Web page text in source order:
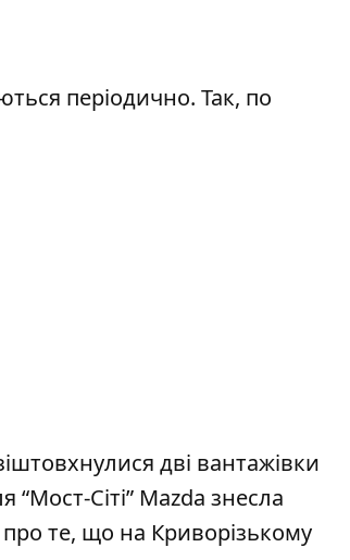
періодично. Так, по
дві вантажівки
“Мост-Сіті” Mazda знесла
те, що на Криворізькому